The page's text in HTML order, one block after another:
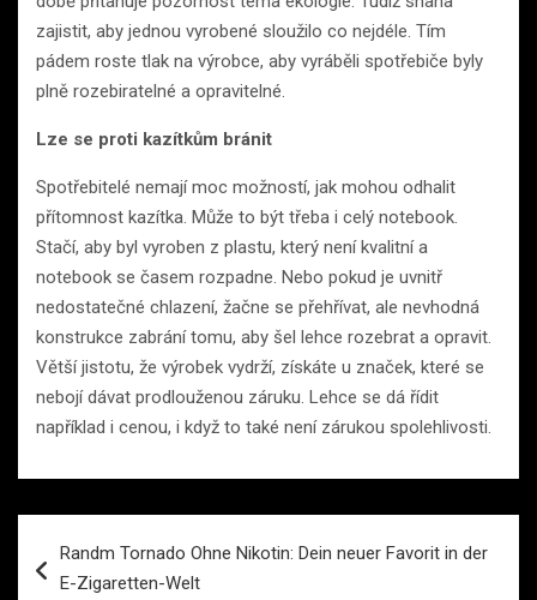
zajistit, aby jednou vyrobené sloužilo co nejdéle. Tím
pádem roste tlak na výrobce, aby vyráběli spotřebiče byly
plně rozebiratelné a opravitelné.
Lze se proti kazítkům bránit
Spotřebitelé nemají moc možností, jak mohou odhalit
přítomnost kazítka. Může to být třeba i celý notebook.
Stačí, aby byl vyroben z plastu, který není kvalitní a
notebook se časem rozpadne. Nebo pokud je uvnitř
nedostatečné chlazení, žačne se přehřívat, ale nevhodná
konstrukce zabrání tomu, aby šel lehce rozebrat a opravit.
Větší jistotu, že výrobek vydrží, získáte u značek, které se
nebojí dávat prodlouženou záruku. Lehce se dá řídit
například i cenou, i když to také není zárukou spolehlivosti.
proRandm Tornado Ohne Nikotin: Dein neuer Favorit in der
E-Zigaretten-Welt